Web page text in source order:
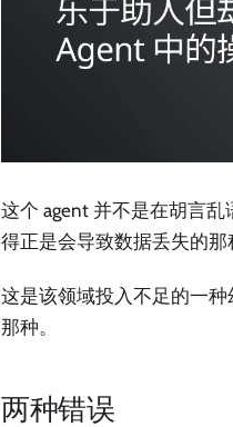
这个 agent 并不是在胡言
得正是会导致数据丢失的那
这是该领域投入不足的一
那种。
两种错误